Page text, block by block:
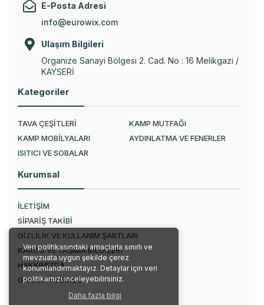
Veri politikasındaki amaçlarla sınırlı ve
mevzuata uygun şekilde çerez
konumlandırmaktayız. Detaylar için veri
politikamızı inceleyebilirsiniz.
Daha fazla bilgi
E-Posta Adresi
info@eurowix.com
Ulaşım Bilgileri
Organize Sanayi Bölgesi 2. Cad. No : 16 Melikgazi /
KAYSERİ
Kategoriler
TAVA ÇEŞİTLERİ
KAMP MUTFAĞI
KAMP MOBİLYALARI
AYDINLATMA VE FENERLER
ISITICI VE SOBALAR
Kurumsal
İLETİŞİM
SİPARİŞ TAKİBİ
GİZLİLİK VE KULLANIM ŞARTLARI
KARGO VE TAŞIMA BİLGİLERİ
HAKKIMIZDA
GARANTİ VE İADE